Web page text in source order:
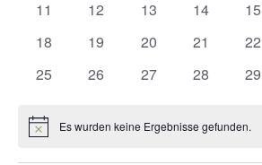
0
11
0
12
0
13
0
14
0
15
0
18
0
19
0
20
0
21
0
22
0
25
0
26
0
27
0
28
0
29
HinweisEs wurden keine Ergebnisse gefunden.